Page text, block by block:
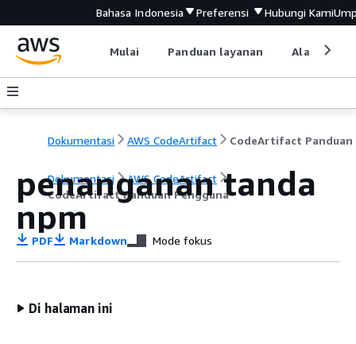
Bahasa Indonesia Preferensi Hubungi Kami
Mulai Panduan layanan Alat
Dokumentasi AWS CodeArtifact
Dokumentasi
AWS CodeArtifact
CodeArtifact Panduan Pengguna
penanganan tanda
npm
PDF Markdown Mode fokus
Di halaman ini